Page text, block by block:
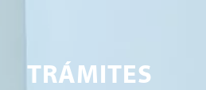
TRÁMITES